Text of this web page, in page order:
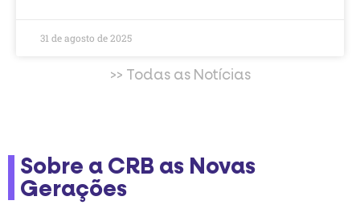
31 de agosto de 2025
>> Todas as Notícias
Sobre a CRB as Novas
Gerações